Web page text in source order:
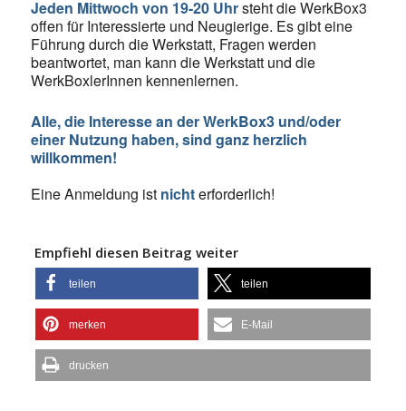
Jeden Mittwoch von 19-20 Uhrsteht die WerkBox3
offen für Interessierte und Neugierige. Es gibt eine
Führung durch die Werkstatt, Fragen werden
beantwortet, man kann die Werkstatt und die
WerkBoxlerInnen kennenlernen.
Alle, die Interesse an der WerkBox3 und/oder
einer Nutzung haben, sind ganz herzlich
willkommen!
Eine Anmeldung ist nichterforderlich!
Empfiehl diesen Beitrag weiter
teilen teilen
merken E-Mail
drucken